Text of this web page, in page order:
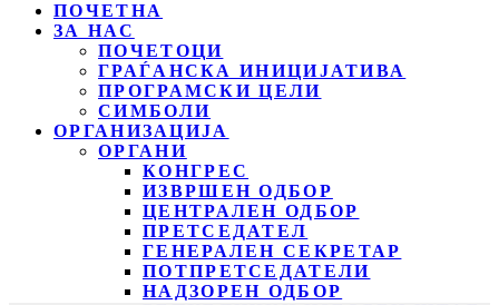
ПОЧЕТНА
ЗА НАС
ПОЧЕТОЦИ
ГРАЃАНСКА ИНИЦИЈАТИВА
ПРОГРАМСКИ ЦЕЛИ
СИМБОЛИ
ОРГАНИЗАЦИЈА
ОРГАНИ
КОНГРЕС
ИЗВРШЕН ОДБОР
ЦЕНТРАЛЕН ОДБОР
ПРЕТСЕДАТЕЛ
ГЕНЕРАЛЕН СЕКРЕТАР
ПОТПРЕТСЕДАТЕЛИ
НАДЗОРЕН ОДБОР